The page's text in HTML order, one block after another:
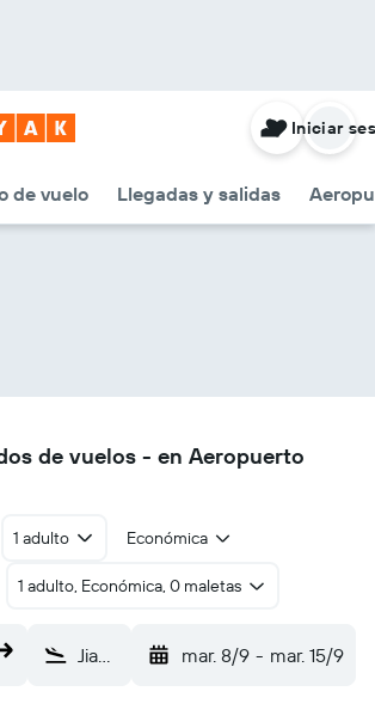
de vuelo Llegadas y salidas
Iniciar
de vuelos - en Aeropuerto
1 adulto Económica
1 adulto, Económica, 0 maletas
Jiamusi (JMU) mar. 8/9 - mar. 15/9